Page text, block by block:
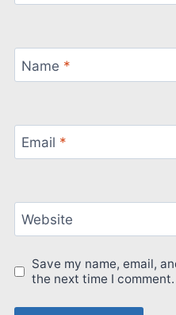
Name *
Email *
Website
Save my name, email,
the next time I comment.